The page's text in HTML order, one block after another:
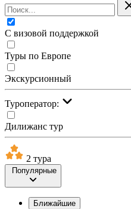
С визовой поддержкой
Туры по Европе
Экскурсионный
Туроператор:
Дилижанс тур
2 тура
Популярные
Ближайшие